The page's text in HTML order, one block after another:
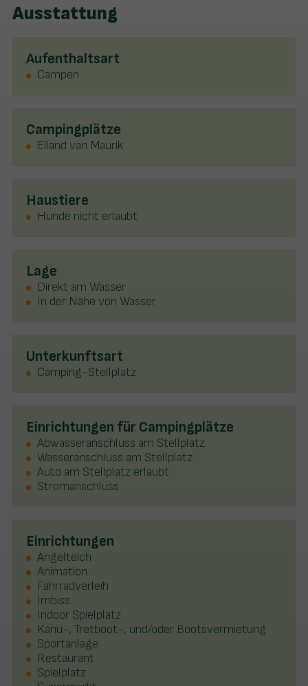
Ausstattung
Aufenthaltsart
Campen
Campingplätze
Eiland van Maurik
Haustiere
Hunde nicht erlaubt
Lage
Direkt am Wasser
In der Nähe von Wasser
Unterkunftsart
Camping-Stellplatz
Einrichtungen für Campingplätze
Abwasseranschluss am Stellplatz
Wasseranschluss am Stellplatz
Auto am Stellplatz erlaubt
Stromanschluss
Einrichtungen
Angelteich
Animation
Fahrradverleih
Imbiss
Indoor Spielplatz
Kanu-, Tretboot-, und/oder Bootsvermietung
Sportanlage
Restaurant
Spielplatz